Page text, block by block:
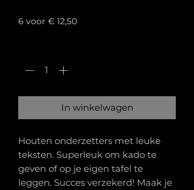
6 voor € 12,50
In winkelwagen
Houten onderzetters met leuke
teksten. Superleuk om kado te
geven of op je eigen tafel te
leggen. Succes verzekerd! Maak je